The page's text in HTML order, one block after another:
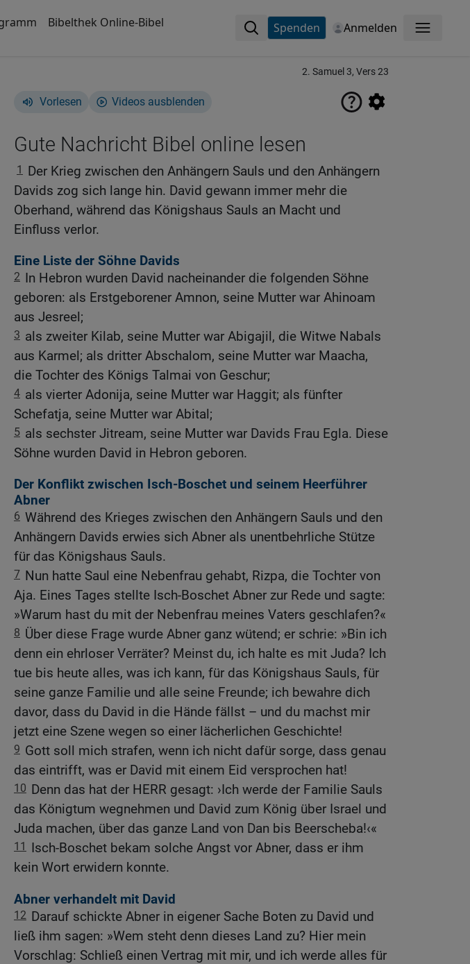
Bibelthek Online-Bibel Spenden Anmelden Menü
2. Samuel 3, Vers 23
Vorlesen Videos ausblenden
Gute Nachricht Bibel online lesen
1 Der Krieg zwischen den Anhängern Sauls und den Anhängern
Davids zog sich lange hin. David gewann immer mehr die
Oberhand, während das Königshaus Sauls an Macht und
Einfluss verlor.
Eine Liste der Söhne Davids
2 In Hebron wurden David nacheinander die folgenden Söhne
geboren: als Erstgeborener Amnon, seine Mutter war Ahinoam
aus Jesreel;
3 als zweiter Kilab, seine Mutter war Abigajil, die Witwe Nabals
aus Karmel; als dritter Abschalom, seine Mutter war Maacha,
die Tochter des Königs Talmai von Geschur;
4 als vierter Adonija, seine Mutter war Haggit; als fünfter
Schefatja, seine Mutter war Abital;
5 als sechster Jitream, seine Mutter war Davids Frau Egla. Diese
Söhne wurden David in Hebron geboren.
Der Konflikt zwischen Isch-Boschet und seinem Heerführer
Abner
6 Während des Krieges zwischen den Anhängern Sauls und den
Anhängern Davids erwies sich Abner als unentbehrliche Stütze
für das Königshaus Sauls.
7 Nun hatte Saul eine Nebenfrau gehabt, Rizpa, die Tochter von
Aja. Eines Tages stellte Isch-Boschet Abner zur Rede und sagte:
»Warum hast du mit der Nebenfrau meines Vaters geschlafen?«
8 Über diese Frage wurde Abner ganz wütend; er schrie: »Bin ich
denn ein ehrloser Verräter? Meinst du, ich halte es mit Juda? Ich
tue bis heute alles, was ich kann, für das Königshaus Sauls, für
seine ganze Familie und alle seine Freunde; ich bewahre dich
davor, dass du David in die Hände fällst – und du machst mir
jetzt eine Szene wegen so einer lächerlichen Geschichte!
9 Gott soll mich strafen, wenn ich nicht dafür sorge, dass genau
das eintrifft, was er David mit einem Eid versprochen hat!
10 Denn das hat der HERR gesagt: ›Ich werde der Familie Sauls
das Königtum wegnehmen und David zum König über Israel und
Juda machen, über das ganze Land von Dan bis Beerscheba!‹«
11
Isch-Boschet bekam solche Angst vor Abner, dass er ihm
kein Wort erwidern konnte.
Abner verhandelt mit David
12 Darauf schickte Abner in eigener Sache Boten zu David und
ließ ihm sagen: »Wem steht denn dieses Land zu? Hier mein
Vorschlag: Schließ einen Vertrag mit mir, und ich werde alles für